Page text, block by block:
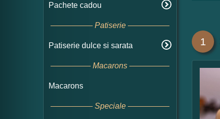
Pachete cadou
Patiserie
Patiserie dulce si sarata
Macarons
Macarons
Speciale
1